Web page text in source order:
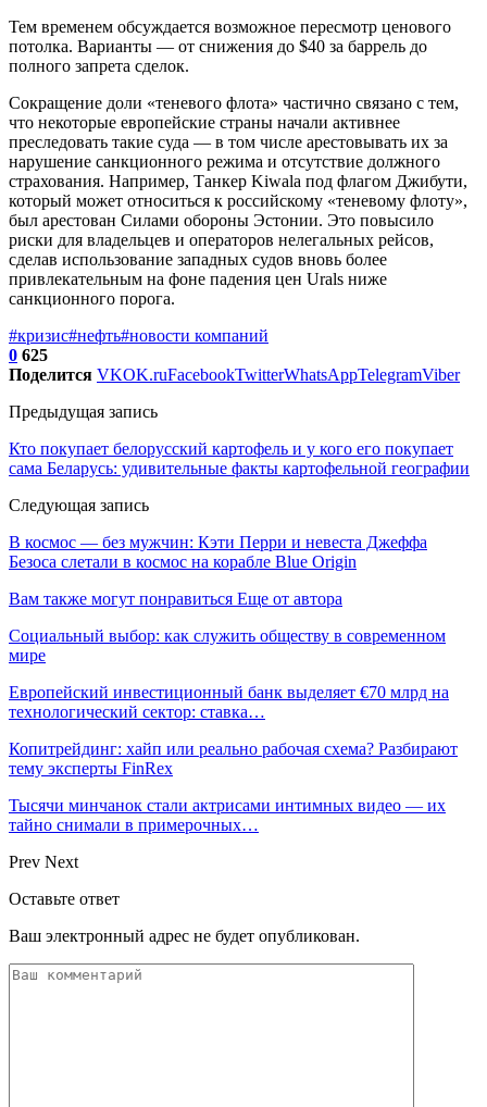
Тем временем обсуждается возможное пересмотр ценового
потолка. Варианты — от снижения до $40 за баррель до
полного запрета сделок.
Сокращение доли «теневого флота» частично связано с тем,
что некоторые европейские страны начали активнее
преследовать такие суда — в том числе арестовывать их за
нарушение санкционного режима и отсутствие должного
страхования. Например, Танкер Kiwala под флагом Джибути,
который может относиться к российскому «теневому флоту»,
был арестован Силами обороны Эстонии. Это повысило
риски для владельцев и операторов нелегальных рейсов,
сделав использование западных судов вновь более
привлекательным на фоне падения цен Urals ниже
санкционного порога.
#кризис#нефть#новости компаний
0 625
Поделится VKOK.ruFacebookTwitterWhatsAppTelegramViber
Предыдущая запись
Кто покупает белорусский картофель и у кого его покупает
сама Беларусь: удивительные факты картофельной географии
Следующая запись
В космос — без мужчин: Кэти Перри и невеста Джеффа
Безоса слетали в космос на корабле Blue Origin
Вам также могут понравиться Еще от автора
Социальный выбор: как служить обществу в современном
мире
Европейский инвестиционный банк выделяет €70 млрд на
технологический сектор: ставка…
Копитрейдинг: хайп или реально рабочая схема? Разбирают
тему эксперты FinRex
Тысячи минчанок стали актрисами интимных видео — их
тайно снимали в примерочных…
Prev Next
Оставьте ответ
Ваш электронный адрес не будет опубликован.